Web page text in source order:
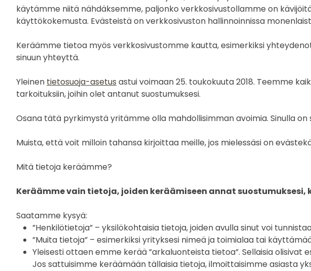
käytämme niitä nähdäksemme, paljonko verkkosivustollamme on
käyttökokemusta. Evästeistä on verkkosivuston hallinnoinnissa
Keräämme tietoa myös verkkosivustomme kautta, esimerkiksi
sinuun yhteyttä.
Yleinen tietosuoja-asetus astui voimaan 25. toukokuuta 2018. Teemme
tarkoituksiin, joihin olet antanut suostumuksesi.
Osana tätä pyrkimystä yritämme olla mahdollisimman avoimia. Sinulla
Muista, että voit milloin tahansa kirjoittaa meille, jos mielessäsi on
Mitä tietoja keräämme?
Keräämme vain tietoja, joiden keräämiseen annat
Saatamme kysyä:
”Henkilötietoja” – yksilökohtaisia tietoja, joiden avulla sinut voi
”Muita tietoja” – esimerkiksi yrityksesi nimeä ja toimialaa tai
Yleisesti ottaen emme kerää ”arkaluonteista tietoa”. Sellaisia
Jos sattuisimme keräämään tällaisia tietoja, ilmoittaisimme asiasta